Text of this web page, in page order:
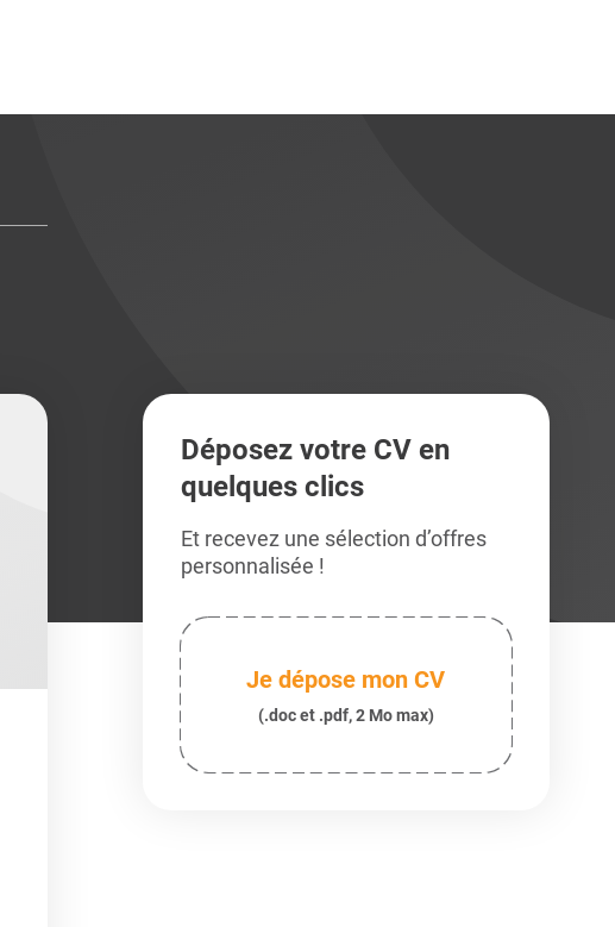
Déposez votre CV en
quelques clics
Et recevez une sélection d’offres
personnalisée !
Je dépose mon CV
(.doc et .pdf, 2 Mo max)